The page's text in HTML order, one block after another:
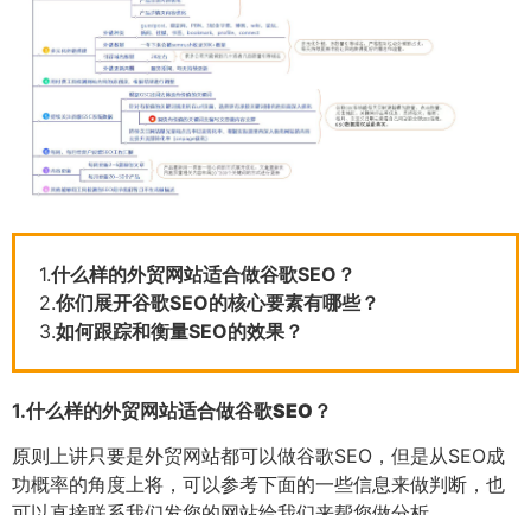
1.什么样的外贸网站适合做谷歌SEO？
2.你们展开谷歌SEO的核心要素有哪些？
3.如何跟踪和衡量SEO的效果？
1.什么样的外贸网站适合做谷歌SEO？
原则上讲只要是外贸网站都可以做谷歌SEO，但是从SEO成
功概率的角度上将，可以参考下面的一些信息来做判断，也